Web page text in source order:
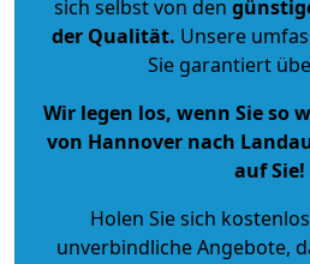
sich selbst von den
der Qualität. Unsere
Sie garantiert
Wir legen los, wenn Sie so
von Hannover nach
auf Sie!
Holen Sie sich
unverbindliche Angebote,